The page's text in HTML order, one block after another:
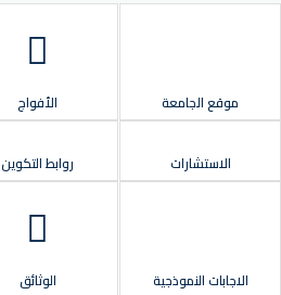
موقع الجامعة الأفواج
الاستشارات روابط التكوين
الاجابات النموذجية الوثائق